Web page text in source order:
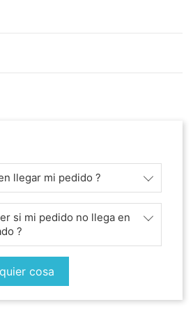
llegar mi pedido ?
si mi pedido no llega en
?
cosa